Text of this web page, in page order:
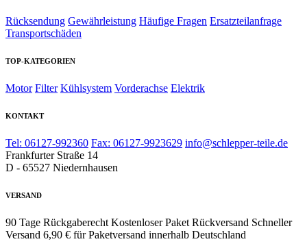
Rücksendung Gewährleistung Häufige Fragen Ersatzteilanfrage
Transportschäden
TOP-KATEGORIEN
Motor Filter Kühlsystem Vorderachse Elektrik
KONTAKT
Tel: 06127-992360 Fax: 06127-9923629 info@schlepper-teile.de
Frankfurter Straße 14
D - 65527 Niedernhausen
VERSAND
90 Tage Rückgaberecht Kostenloser Paket Rückversand Schneller
Versand 6,90 € für Paketversand innerhalb Deutschland